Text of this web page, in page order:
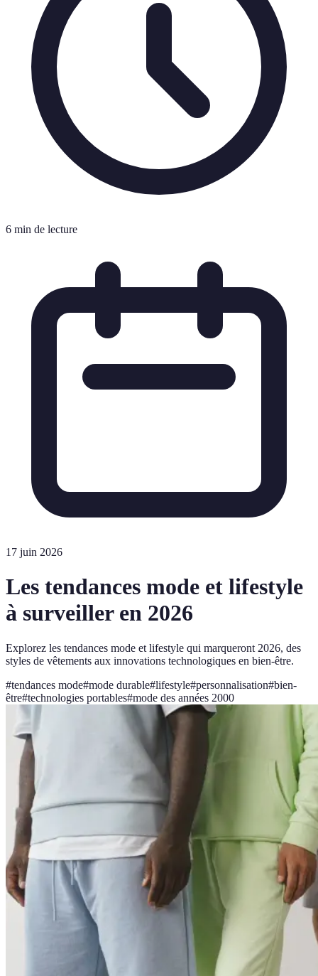
6 min de lecture
17 juin 2026
Les tendances mode et lifestyle
à surveiller en 2026
Explorez les tendances mode et lifestyle qui marqueront 2026, des
styles de vêtements aux innovations technologiques en bien-être.
#tendances mode#mode durable#lifestyle#personnalisation#bien-
être#technologies portables#mode des années 2000